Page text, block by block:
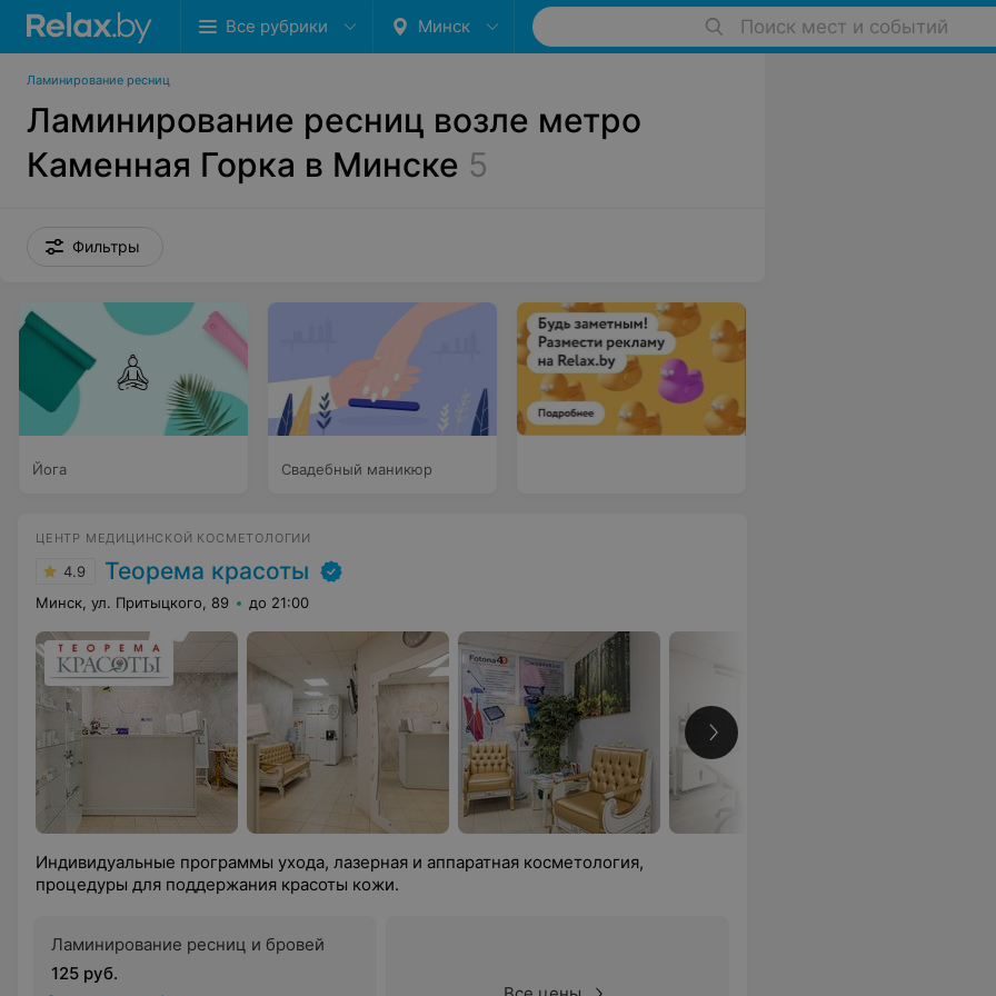
Все рубрики Минск Поиск мест и событий
Ламинирование ресниц
Ламинирование ресниц возле метро
Каменная Горка в Минске 5
Фильтры
Йога Свадебный маникюр
ЦЕНТР МЕДИЦИНСКОЙ КОСМЕТОЛОГИИ
4.9 Теорема красоты
Минск, ул. Притыцкого, 89 до 21:00
Индивидуальные программы ухода, лазерная и аппаратная косметология,
процедуры для поддержания красоты кожи.
Ламинирование ресниц и бровей
125 руб.